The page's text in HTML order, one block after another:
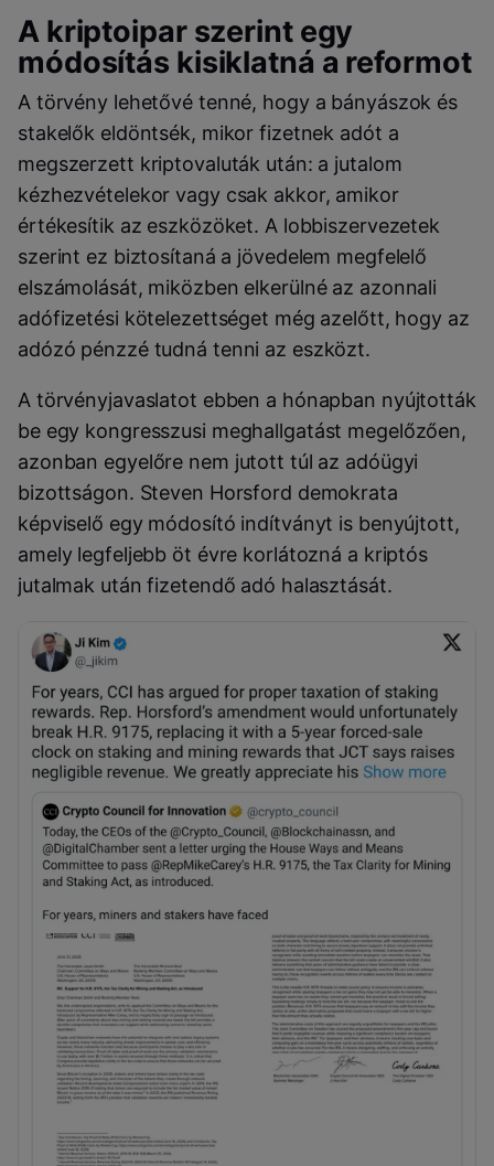
A kriptoipar szerint egy
módosítás kisiklatná a reformot
A törvény lehetővé tenné, hogy a bányászok és
stakelők eldöntsék, mikor fizetnek adót a
megszerzett kriptovaluták után: a jutalom
kézhezvételekor vagy csak akkor, amikor
értékesítik az eszközöket. A lobbiszervezetek
szerint ez biztosítaná a jövedelem megfelelő
elszámolását, miközben elkerülné az azonnali
adófizetési kötelezettséget még azelőtt, hogy az
adózó pénzzé tudná tenni az eszközt.
A törvényjavaslatot ebben a hónapban nyújtották
be egy kongresszusi meghallgatást megelőzően,
azonban egyelőre nem jutott túl az adóügyi
bizottságon. Steven Horsford demokrata
képviselő egy módosító indítványt is benyújtott,
amely legfeljebb öt évre korlátozná a kriptós
jutalmak után fizetendő adó halasztását.